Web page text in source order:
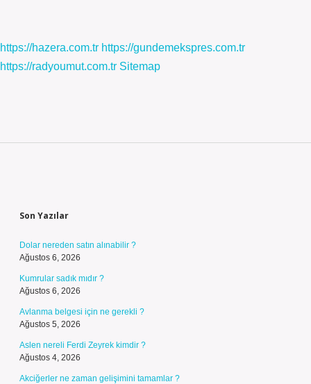
https://hazera.com.tr https://gundemekspres.com.tr
https://radyoumut.com.tr Sitemap
Son Yazılar
Dolar nereden satın alınabilir ?
Ağustos 6, 2026
Kumrular sadık mıdır ?
Ağustos 6, 2026
Avlanma belgesi için ne gerekli ?
Ağustos 5, 2026
Aslen nereli Ferdi Zeyrek kimdir ?
Ağustos 4, 2026
Akciğerler ne zaman gelişimini tamamlar ?